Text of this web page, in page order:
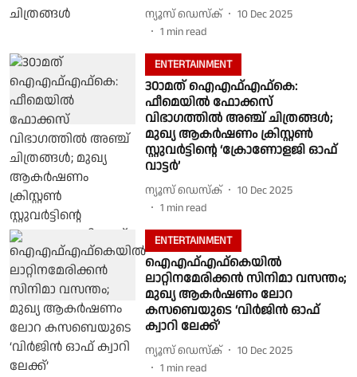
ന്യൂസ് ഡെസ്ക്
10 Dec 2025
1 min read
ENTERTAINMENT
30ാമത് ഐഎഫ്എഫ്കെ:
ഫീമെയിൽ ഫോക്കസ്
വിഭാഗത്തിൽ അഞ്ച് ചിത്രങ്ങൾ;
മുഖ്യ ആകർഷണം ക്രിസ്റ്റൺ
സ്റ്റുവർട്ടിന്റെ ‘ക്രോണോളജി ഓഫ്
വാട്ടർ’
ന്യൂസ് ഡെസ്ക്
10 Dec 2025
1 min read
ENTERTAINMENT
ഐഎഫ്എഫ്കെയിൽ
ലാറ്റിനമേരിക്കൻ സിനിമാ വസന്തം;
മുഖ്യ ആകർഷണം ലോറ
കസബെയുടെ ‘വിർജിൻ ഓഫ്
ക്വാറി ലേക്ക്’
ന്യൂസ് ഡെസ്ക്
10 Dec 2025
1 min read